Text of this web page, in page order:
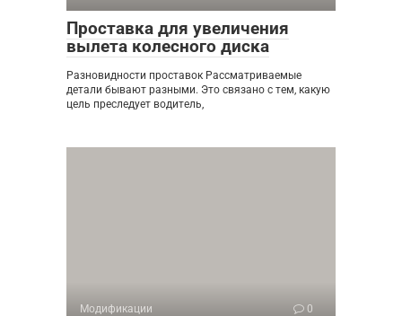
Проставка для увеличения
вылета колесного диска
Разновидности проставок Рассматриваемые
детали бывают разными. Это связано с тем, какую
цель преследует водитель,
Модификации 0